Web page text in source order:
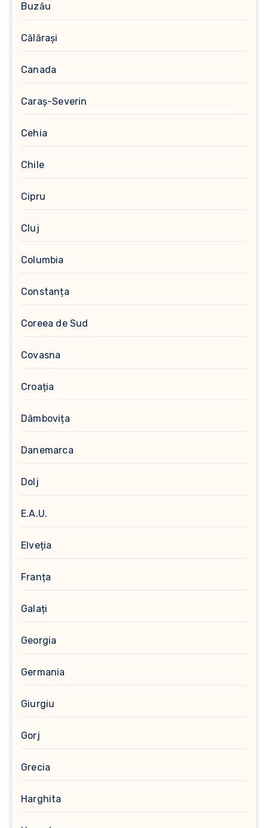
Buzău
Călărași
Canada
Caraș-Severin
Cehia
Chile
Cipru
Cluj
Columbia
Constanța
Coreea de Sud
Covasna
Croația
Dâmbovița
Danemarca
Dolj
E.A.U.
Elveția
Franța
Galați
Georgia
Germania
Giurgiu
Gorj
Grecia
Harghita